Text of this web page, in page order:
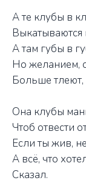
А те клубы в
Выкатываются
А там губы в
Но желанием,
Больше тлеют,
Она клубы
Чтоб отвести
Если ты жив,
А всё, что
Сказал.